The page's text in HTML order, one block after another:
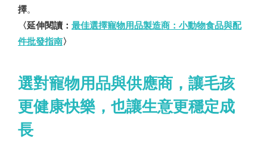
擇。
〈延伸閱讀： 最佳選擇寵物用品製造商：小動物食品與配
件批發指南〉
選對寵物用品與供應商，讓毛孩
更健康快樂，也讓生意更穩定成
長